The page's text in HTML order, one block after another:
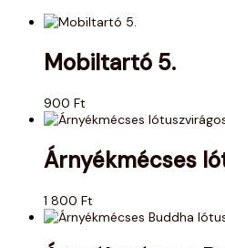
Mobiltartó 5.
900 Ft
Árnyékmécses
1 800 Ft